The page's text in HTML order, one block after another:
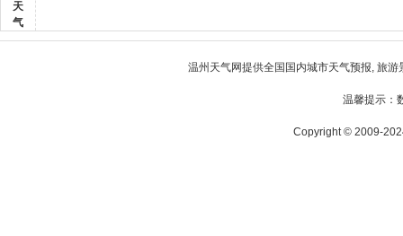
天
气
温州天气网提供全国国内城市天气预报, 旅游
温馨提示：
Copyright © 2009-